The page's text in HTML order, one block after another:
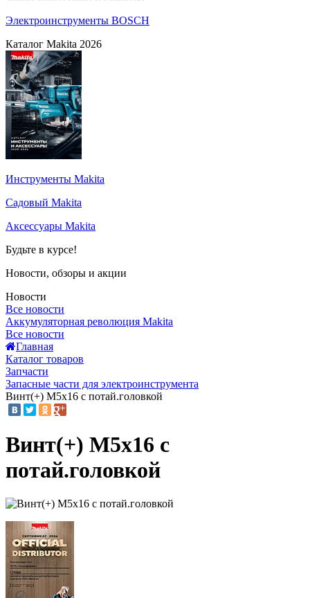
Электроинструменты BOSCH
Каталог Makita 2026
Инструменты Makita
Садовый Makita
Аксессуары Makita
Будьте в курсе!
Новости, обзоры и акции
Новости
Все новости
Аккумуляторная революция Makita
Все новости
Главная
Каталог товаров
Запчасти
Запасные части для электроинструмента
Винт(+) M5х16 с потай.головкой
Винт(+) M5х16 с
потай.головкой